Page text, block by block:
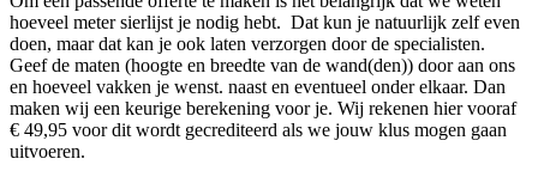
hoeveel meter sierlijst je nodig hebt. Dat kun je natuurlijk zelf even
doen, maar dat kan je ook laten verzorgen door de specialisten.
Geef de maten (hoogte en breedte van de wand(den)) door aan ons
en hoeveel vakken je wenst. naast en eventueel onder elkaar. Dan
maken wij een keurige berekening voor je. Wij rekenen hier vooraf
€ 49,95 voor dit wordt gecrediteerd als we jouw klus mogen gaan
uitvoeren.